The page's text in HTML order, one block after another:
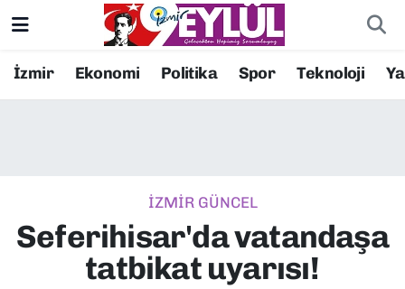
İzmir Ekonomi Politika Spor Teknoloji
İZMİR GÜNCEL
Seferihisar'da vatandaşa
tatbikat uyarısı!
Resmi İlanlar
EKONOMİ
Konak Nöbetçi Eczaneler
Süper Lig Puan Durumu ve Fikstür
Tüm Manşetler